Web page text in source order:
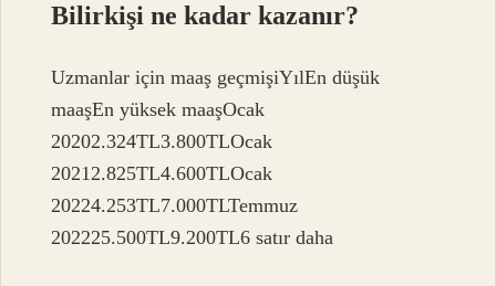
Bilirkişi ne kadar kazanır?
Uzmanlar için maaş geçmişiYılEn düşük
maaşEn yüksek maaşOcak
20202.324TL3.800TLOcak
20212.825TL4.600TLOcak
20224.253TL7.000TLTemmuz
202225.500TL9.200TL6 satır daha